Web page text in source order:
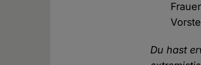
Du hast